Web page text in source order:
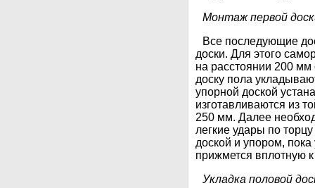
Монтаж первой
Все последующие
доски. Для этого
на расстоянии 200
доску пола
упорной доской
изготавливаются из
250 мм. Далее
легкие удары по
доской и упором,
прижмется вплотную
Укладка половой